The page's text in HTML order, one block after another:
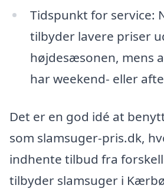
Tidspunkt for service:
tilbyder lavere priser
højdesæsonen, mens
har weekend- eller
Det er en god idé at
som slamsuger-pris.dk,
indhente tilbud fra
tilbyder slamsuger i